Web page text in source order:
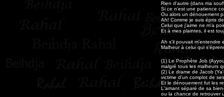
Rien d'autre (dans ma
Si ce n'est une patience
Ou alors un dénouement
Ah! Comme je suis épris
Celui que j'aime ne m'a
Et à mes plaintes, il est
Ah s'il pouvait m'entendre
Malheur à celui qui
(1) Le Prophète Job
malgré tous les malheurs
(2) Le drame de Jacob
victime d'un complot de
Et le dénouement fut les
L'amant séparé de sa
ou la chance de retrouver